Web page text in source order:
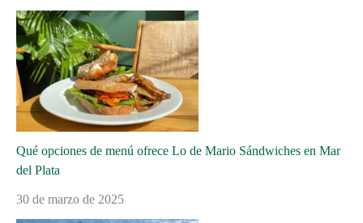
Qué opciones de menú ofrece Lo de Mario Sándwiches en Mar
del Plata
30 de marzo de 2025